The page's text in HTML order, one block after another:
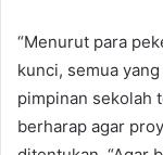
“Menurut para
kunci, semua
pimpinan sekolah
berharap agar